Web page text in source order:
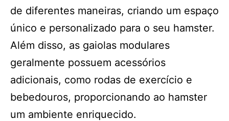
de diferentes maneiras, criando um espaço
único e personalizado para o seu hamster.
Além disso, as gaiolas modulares
geralmente possuem acessórios
adicionais, como rodas de exercício e
bebedouros, proporcionando ao hamster
um ambiente enriquecido.